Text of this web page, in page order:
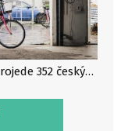
Honza projede 352 českých obcí na D. Na městském kole chce otevřít téma paliativní péče